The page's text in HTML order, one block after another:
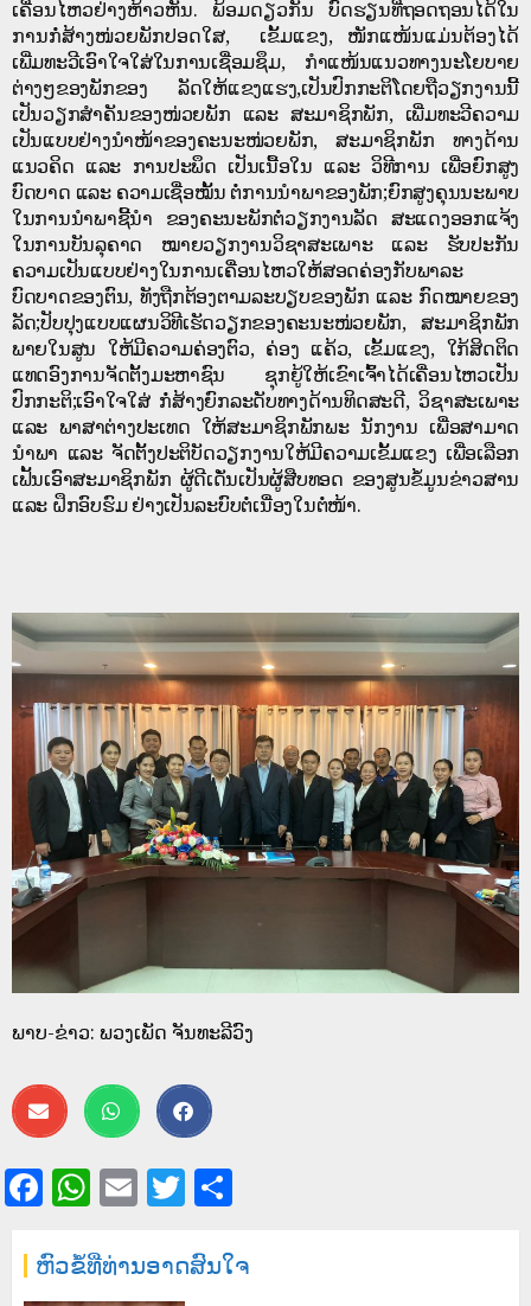
ເຄື່ອນໄຫວຢ່າງຫ້າວຫັນ. ພ້ອມດຽວກັນບົດຮຽນທີ່ຖອດຖອນໄດ້ໃນ
ການກໍ່ສ້າງໜ່ວຍພັກປອດໃສ, ເຂັ້ມແຂງ, ໜັກແໜ້ນແມ່ນຕ້ອງໄດ້
ເພີ່ມທະວີເອົາໃຈໃສ່ໃນການເຊື່ອມຊຶມ, ກຳແໜ້ນແນວທາງນະໂຍບາຍ
ຕ່າງໆຂອງພັກຂອງ ລັດໃຫ້ແຂງແຮງ,ເປັນປົກກະຕິໂດຍຖືວຽກງານນີ້
ເປັນວຽກສຳຄັນຂອງໜ່ວຍພັກ ແລະ ສະມາຊິກພັກ, ເພີ່ມທະວີຄວາມ
ເປັນແບບຢ່າງນໍາໜ້າຂອງຄະນະໜ່ວຍພັກ,ສະມາຊິກພັກ ທາງດ້ານ
ແນວຄິດ ແລະ ການປະພຶດ ເປັນເນື້ອໃນ ແລະ ວິທີການ ເພື່ອຍົກສູງ
ບົດບາດ ແລະ ຄວາມເຊື່ອໝັ້ນ ຕໍ່ການນຳພາຂອງພັກ;ຍົກສູງຄຸນນະພາບ
ໃນການນໍາພາຊີ້ນໍາ ຂອງຄະນະພັກຕໍ່ວຽກງານລັດ ສະແດງອອກແຈ້ງ
ໃນການບັນລຸຄາດ
ໝາຍວຽກງານວິຊາສະເພາະ ແລະ ຮັບປະກັນ
ຄວາມເປັນແບບຢ່າງໃນການເຄື່ອນໄຫວໃຫ້ສອດຄ່ອງກັບພາລະ
ບົດບາດຂອງຕົນ, ທັງຖືກຕ້ອງຕາມລະບຽບຂອງພັກ ແລະ ກົດໝາຍຂອງ
ລັດ;ປັບປຸງແບບແຜນວິທີເຮັດວຽກຂອງຄະນະໜ່ວຍພັກ,ສະມາຊິກພັກ
ພາຍໃນສູນ ໃຫ້ມີຄວາມຄ່ອງຕົວ, ຄ່ອງ ແຄ້ວ, ເຂັ້ມແຂງ, ໃກ້ສິດຕິດ
ແທດອົງການຈັດຕັ້ງມະຫາຊົນ ຊຸກຍູ້ໃຫ້ເຂົາເຈົ້າໄດ້ເຄື່ອນໄຫວເປັນ
ປົກກະຕິ;ເອົາໃຈໃສ່ ກໍ່ສ້າງຍົກລະດັບທາງດ້ານທິດສະດີ,ວິຊາສະເພາະ
ແລະ ພາສາຕ່າງປະເທດ ໃຫ້ສະມາຊິກພັກພະ ນັກງານ ເພື່ອສາມາດ
ນຳພາ ແລະ ຈັດຕັ້ງປະຕິບັດວຽກງານໃຫ້ມີຄວາມເຂັ້ມແຂງ ເພື່ອເລືອກ
ເຟັ້ນເອົາສະມາຊິກພັກ ຜູ້ດີເດັ່ນເປັນຜູ້ສືບທອດ ຂອງສູນຂໍ້ມູນຂ່າວສານ
ແລະ ຝຶກອົບຮົມ ຢ່າງເປັນລະບົບຕໍ່ເນື່ອງໃນຕໍ່ໜ້າ.
ພາບ-ຂ່າວ: ພວງເພັດ ຈັນທະລີວົງ
Facebook
WhatsApp
EmailTwitter
ຫົວຂໍ້ທີ່ທ່ານອາດສົນໃຈ